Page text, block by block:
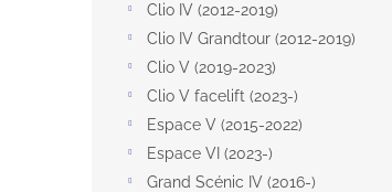
Clio IV (2012-2019)
Clio IV Grandtour (2012-2019)
Clio V (2019-2023)
Clio V facelift (2023-)
Espace V (2015-2022)
Espace VI (2023-)
Grand Scénic IV (2016-)